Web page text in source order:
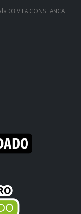
03 VILA CONSTANCA